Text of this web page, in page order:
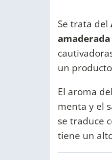
Se trata del
amaderada
un
El aroma
menta y el
se traduce
tiene un